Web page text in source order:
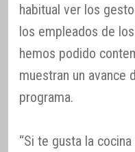
habitual ver los
los empleados de
hemos podido
muestran un avance
programa.
“Si te gusta la